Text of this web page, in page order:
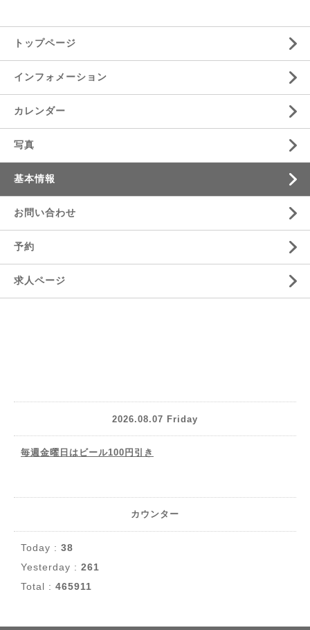
トップページ
インフォメーション
カレンダー
写真
基本情報
お問い合わせ
予約
求人ページ
2026.08.07 Friday
毎週金曜日はビール100円引き
カウンター
Today : 38
Yesterday : 261
Total : 465911